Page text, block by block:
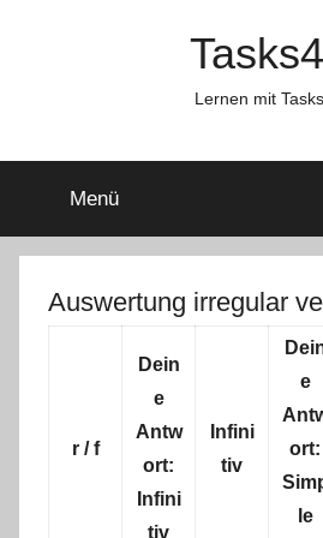
Lernen mit
Menü
Auswertung irregular
r / f
Dein
e
Antw
ort:
Infini
tiv
Infini
tiv
e
ort:
le